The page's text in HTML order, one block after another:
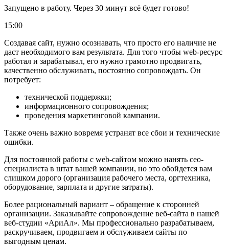
Запущено в работу. Через 30 минут всё будет готово!
15:00
Создавая сайт, нужно осознавать, что просто его наличие не
даст необходимого вам результата. Для того чтобы web-ресурс
работал и зарабатывал, его нужно грамотно продвигать,
качественно обслуживать, постоянно сопровождать. Он
потребует:
технической поддержки;
информационного сопровождения;
проведения маркетинговой кампании.
Также очень важно вовремя устранят все сбои и технические
ошибки.
Для постоянной работы с web-сайтом можно нанять сео-
специалиста в штат вашей компании, но это обойдется вам
слишком дорого (организация рабочего места, оргтехника,
оборудование, зарплата и другие затраты).
Более рациональный вариант – обращение к сторонней
организации. Заказывайте сопровождение веб-сайта в нашей
веб-студии «АриАл». Мы профессионально разрабатываем,
раскручиваем, продвигаем и обслуживаем сайты по
выгодным ценам.